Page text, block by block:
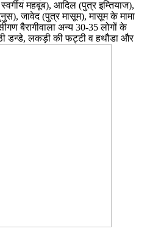
महबूब), आदिल (पुत्र इम्तियाज),
जावेद (पुत्र मासूम), मासूम के मामा
बैरागीवाला अन्य 30-35 लोगों के
डन्डे, लकड़ी की फट्टी व हथौडा और